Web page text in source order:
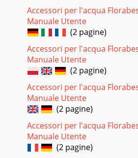
Accessori per l'acqua
Manuale Utente
(2 pagine)
Accessori per l'acqua
Manuale Utente
(2 pagine)
Accessori per l'acqua
Manuale Utente
(2 pagine)
Accessori per l'acqua
Manuale Utente
(2 pagine)